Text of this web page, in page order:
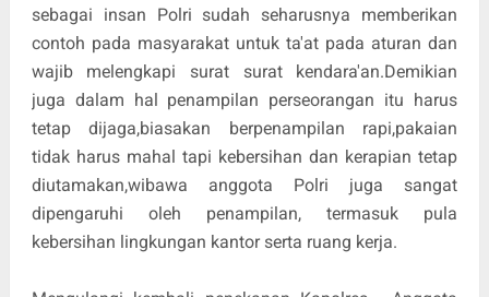
sebagai insan Polri sudah seharusnya memberikan
contoh pada masyarakat untuk ta'at pada aturan dan
wajib melengkapi surat surat kendara'an.Demikian
juga dalam hal penampilan perseorangan itu harus
tetap dijaga,biasakan berpenampilan rapi,pakaian
tidak harus mahal tapi kebersihan dan kerapian tetap
diutamakan,wibawa anggota Polri juga sangat
dipengaruhi oleh penampilan, termasuk pula
kebersihan lingkungan kantor serta ruang kerja.